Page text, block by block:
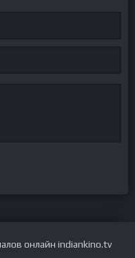
онлайн indiankino.tv